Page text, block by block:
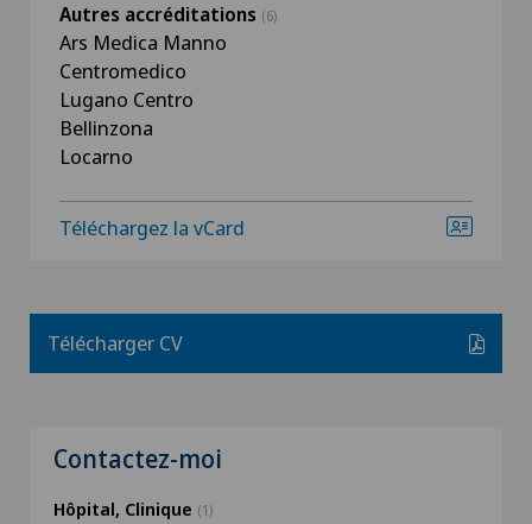
Autres accréditations (6)
Ars Medica Manno
Centromedico
Lugano Centro
Bellinzona
Locarno
Téléchargez la vCard
Télécharger CV
Contactez-moi
Hôpital, Clinique (1)